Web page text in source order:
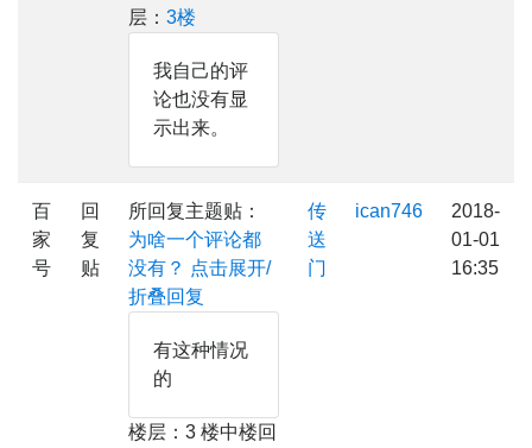
层： 3楼
我自己的评
论也没有显
示出来。
百
家
号
回
复
贴
所回复主题贴：
为啥一个评论都
没有？ 点击展开/
折叠回复
有这种情况
的
楼层：3 楼中楼回
传
送
门
ican746
2018-
01-01
16:35